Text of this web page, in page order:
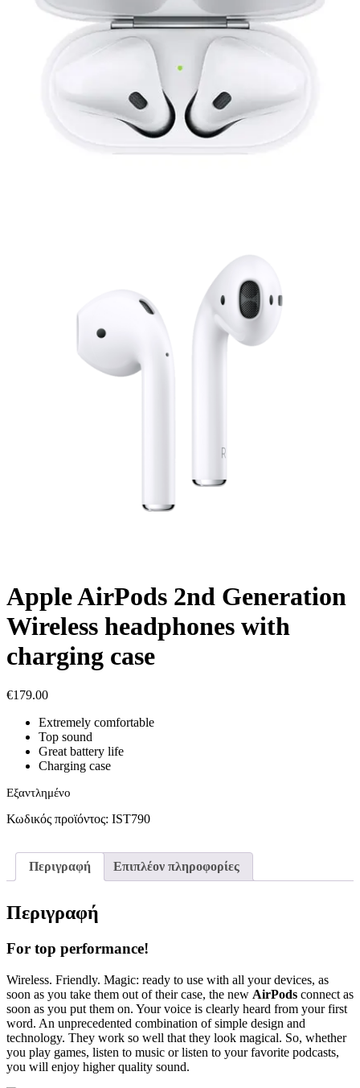
Apple AirPods 2nd Generation
Wireless headphones with
charging case
€179.00
Extremely comfortable
Top sound
Great battery life
Charging case
Εξαντλημένο
Κωδικός προϊόντος: IST790
Περιγραφή Επιπλέον πληροφορίες
Περιγραφή
For top performance!
Wireless. Friendly. Magic: ready to use with all your devices, as
soon as you take them out of their case, the new AirPods connect as
soon as you put them on. Your voice is clearly heard from your first
word. An unprecedented combination of simple design and
technology. They work so well that they look magical. So, whether
you play games, listen to music or listen to your favorite podcasts,
you will enjoy higher quality sound.